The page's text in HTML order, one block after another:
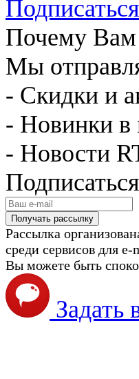
Почему Вам
Мы
- Скидки и
- Новинки в
- Новости
Рассылка
среди сервисов для
Вы можете быть